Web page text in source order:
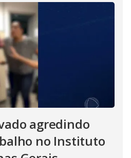
agredindo
no Instituto